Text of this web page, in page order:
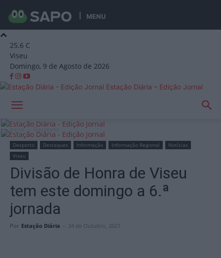
MENU
25.6 C
Viseu
Domingo, 9 de Agosto de 2026
Estação Diária – Edição Jornal
Início Desporto
Desporto Destaques Informação Informação Regional
Notícias
Viseu
Divisão de Honra de Viseu
tem este domingo a 6.ª
jornada
Por Estação Diária - 24 de Outubro, 2021